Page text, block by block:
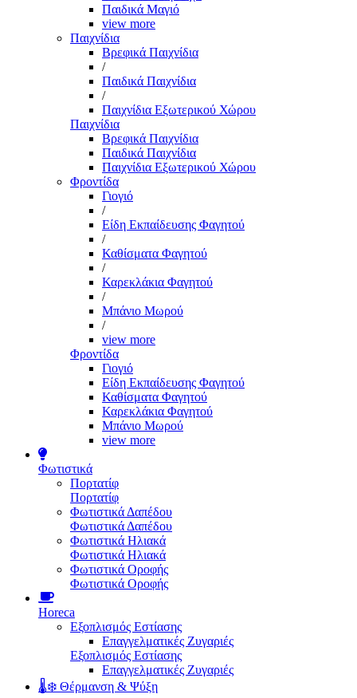
Παιδικά Μαγιό
view more
Παιχνίδια
Βρεφικά Παιχνίδια
/
Παιδικά Παιχνίδια
/
Παιχνίδια Εξωτερικού Χώρου
Παιχνίδια
Βρεφικά Παιχνίδια
Παιδικά Παιχνίδια
Παιχνίδια Εξωτερικού Χώρου
Φροντίδα
Γιογιό
/
Είδη Εκπαίδευσης Φαγητού
/
Καθίσματα Φαγητού
/
Καρεκλάκια Φαγητού
/
Μπάνιο Μωρού
/
view more
Φροντίδα
Γιογιό
Είδη Εκπαίδευσης Φαγητού
Καθίσματα Φαγητού
Καρεκλάκια Φαγητού
Μπάνιο Μωρού
view more
Φωτιστικά
Πορτατίφ
Πορτατίφ
Φωτιστικά Δαπέδου
Φωτιστικά Δαπέδου
Φωτιστικά Ηλιακά
Φωτιστικά Ηλιακά
Φωτιστικά Οροφής
Φωτιστικά Οροφής
Horeca
Εξοπλισμός Εστίασης
Επαγγελματικές Ζυγαριές
Εξοπλισμός Εστίασης
Επαγγελματικές Ζυγαριές
🌡️❄️ Θέρμανση & Ψύξη